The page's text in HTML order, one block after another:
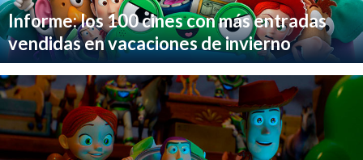
Informe: los 100 cines con más entradas
vendidas en vacaciones de invierno